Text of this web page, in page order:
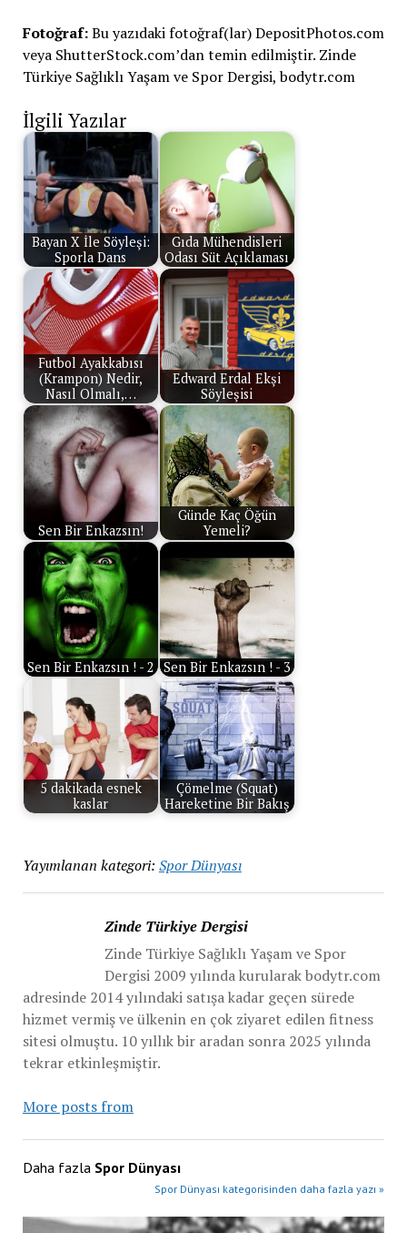
Fotoğraf:Bu yazıdaki fotoğraf(lar) DepositPhotos.com
veya ShutterStock.com’dan temin edilmiştir. Zinde
Türkiye Sağlıklı Yaşam ve Spor Dergisi, bodytr.com
İlgili Yazılar
Bayan X İle Söyleşi:
Sporla Dans
Gıda Mühendisleri
Odası Süt Açıklaması
Futbol Ayakkabısı
(Krampon) Nedir,
Nasıl Olmalı,…
Edward Erdal Ekşi
Söyleşisi
Sen Bir Enkazsın!
Günde Kaç Öğün
Yemeli?
Sen Bir Enkazsın ! - 2 Sen Bir Enkazsın ! - 3
5 dakikada esnek
kaslar
Çömelme (Squat)
Hareketine Bir Bakış
Yayımlanan kategori: Spor Dünyası
Zinde Türkiye Dergisi
Zinde Türkiye Sağlıklı Yaşam ve Spor
Dergisi 2009 yılında kurularak bodytr.com
adresinde 2014 yılındaki satışa kadar geçen sürede
hizmet vermiş ve ülkenin en çok ziyaret edilen fitness
sitesi olmuştu. 10 yıllık bir aradan sonra 2025 yılında
tekrar etkinleşmiştir.
More posts from
Daha fazla Spor Dünyası
Spor Dünyası kategorisinden daha fazla yazı »